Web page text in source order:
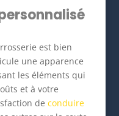
est bien
une apparence
les éléments qui
et à votre
de conduire